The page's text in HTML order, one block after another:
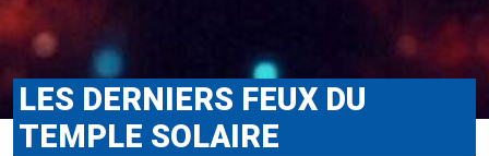
LES DERNIERS FEUX DU
TEMPLE SOLAIRE